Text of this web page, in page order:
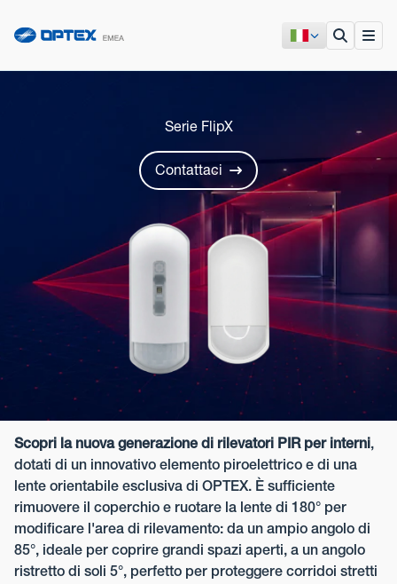
Serie FlipX
Contattaci
Scopri la nuova generazione di rilevatori PIR per interni,
dotati di un innovativo elemento piroelettrico e di una
lente orientabile esclusiva di OPTEX. È sufficiente
rimuovere il coperchio e ruotare la lente di 180° per
modificare l'area di rilevamento: da un ampio angolo di
85°, ideale per coprire grandi spazi aperti, a un angolo
ristretto di soli 5°, perfetto per proteggere corridoi stretti